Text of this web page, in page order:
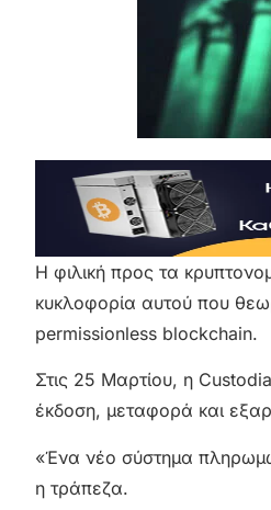
Η φιλική προς τα
κυκλοφορία αυτού που
permissionless blockchain.
Στις 25 Μαρτίου, η
έκδοση, μεταφορά και
«Ένα νέο σύστημα
η τράπεζα.